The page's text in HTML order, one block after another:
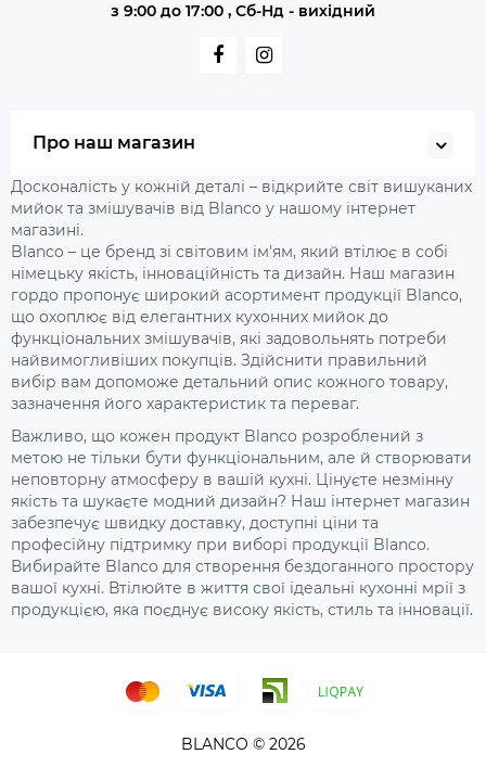
з 9:00 до 17:00 , Сб-Нд - вихідний
Про наш магазин
Досконалість у кожній деталі – відкрийте світ вишуканих
мийок та змішувачів від Blanco у нашому інтернет
магазині.
Blanco – це бренд зі світовим ім'ям, який втілює в собі
німецьку якість, інноваційність та дизайн. Наш магазин
гордо пропонує широкий асортимент продукції Blanco,
що охоплює від елегантних кухонних мийок до
функціональних змішувачів, які задовольнять потреби
найвимогливіших покупців. Здійснити правильний
вибір вам допоможе детальний опис кожного товару,
зазначення його характеристик та переваг.
Важливо, що кожен продукт Blanco розроблений з
метою не тільки бути функціональним, але й створювати
неповторну атмосферу в вашій кухні. Цінуєте незмінну
якість та шукаєте модний дизайн? Наш інтернет магазин
забезпечує швидку доставку, доступні ціни та
професійну підтримку при виборі продукції Blanco.
Вибирайте Blanco для створення бездоганного простору
вашої кухні. Втілюйте в життя свої ідеальні кухонні мрії з
продукцією, яка поєднує високу якість, стиль та інновації.
BLANCO © 2026